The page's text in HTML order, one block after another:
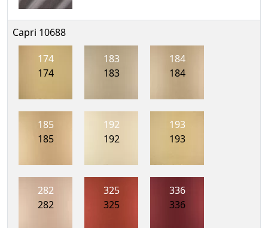
Capri 10688
174
174
183
183
184
184
185
185
192
192
193
193
282
282
325
325
336
336